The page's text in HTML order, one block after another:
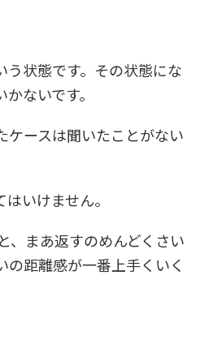
う状態です。その状態にな
ないです。
ケースは聞いたことがない
いけません。
、まあ返すのめんどくさい
の距離感が一番上手くいく